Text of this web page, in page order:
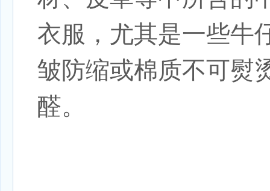
衣服，尤其是一些牛
皱防缩或棉质不可熨
醛。